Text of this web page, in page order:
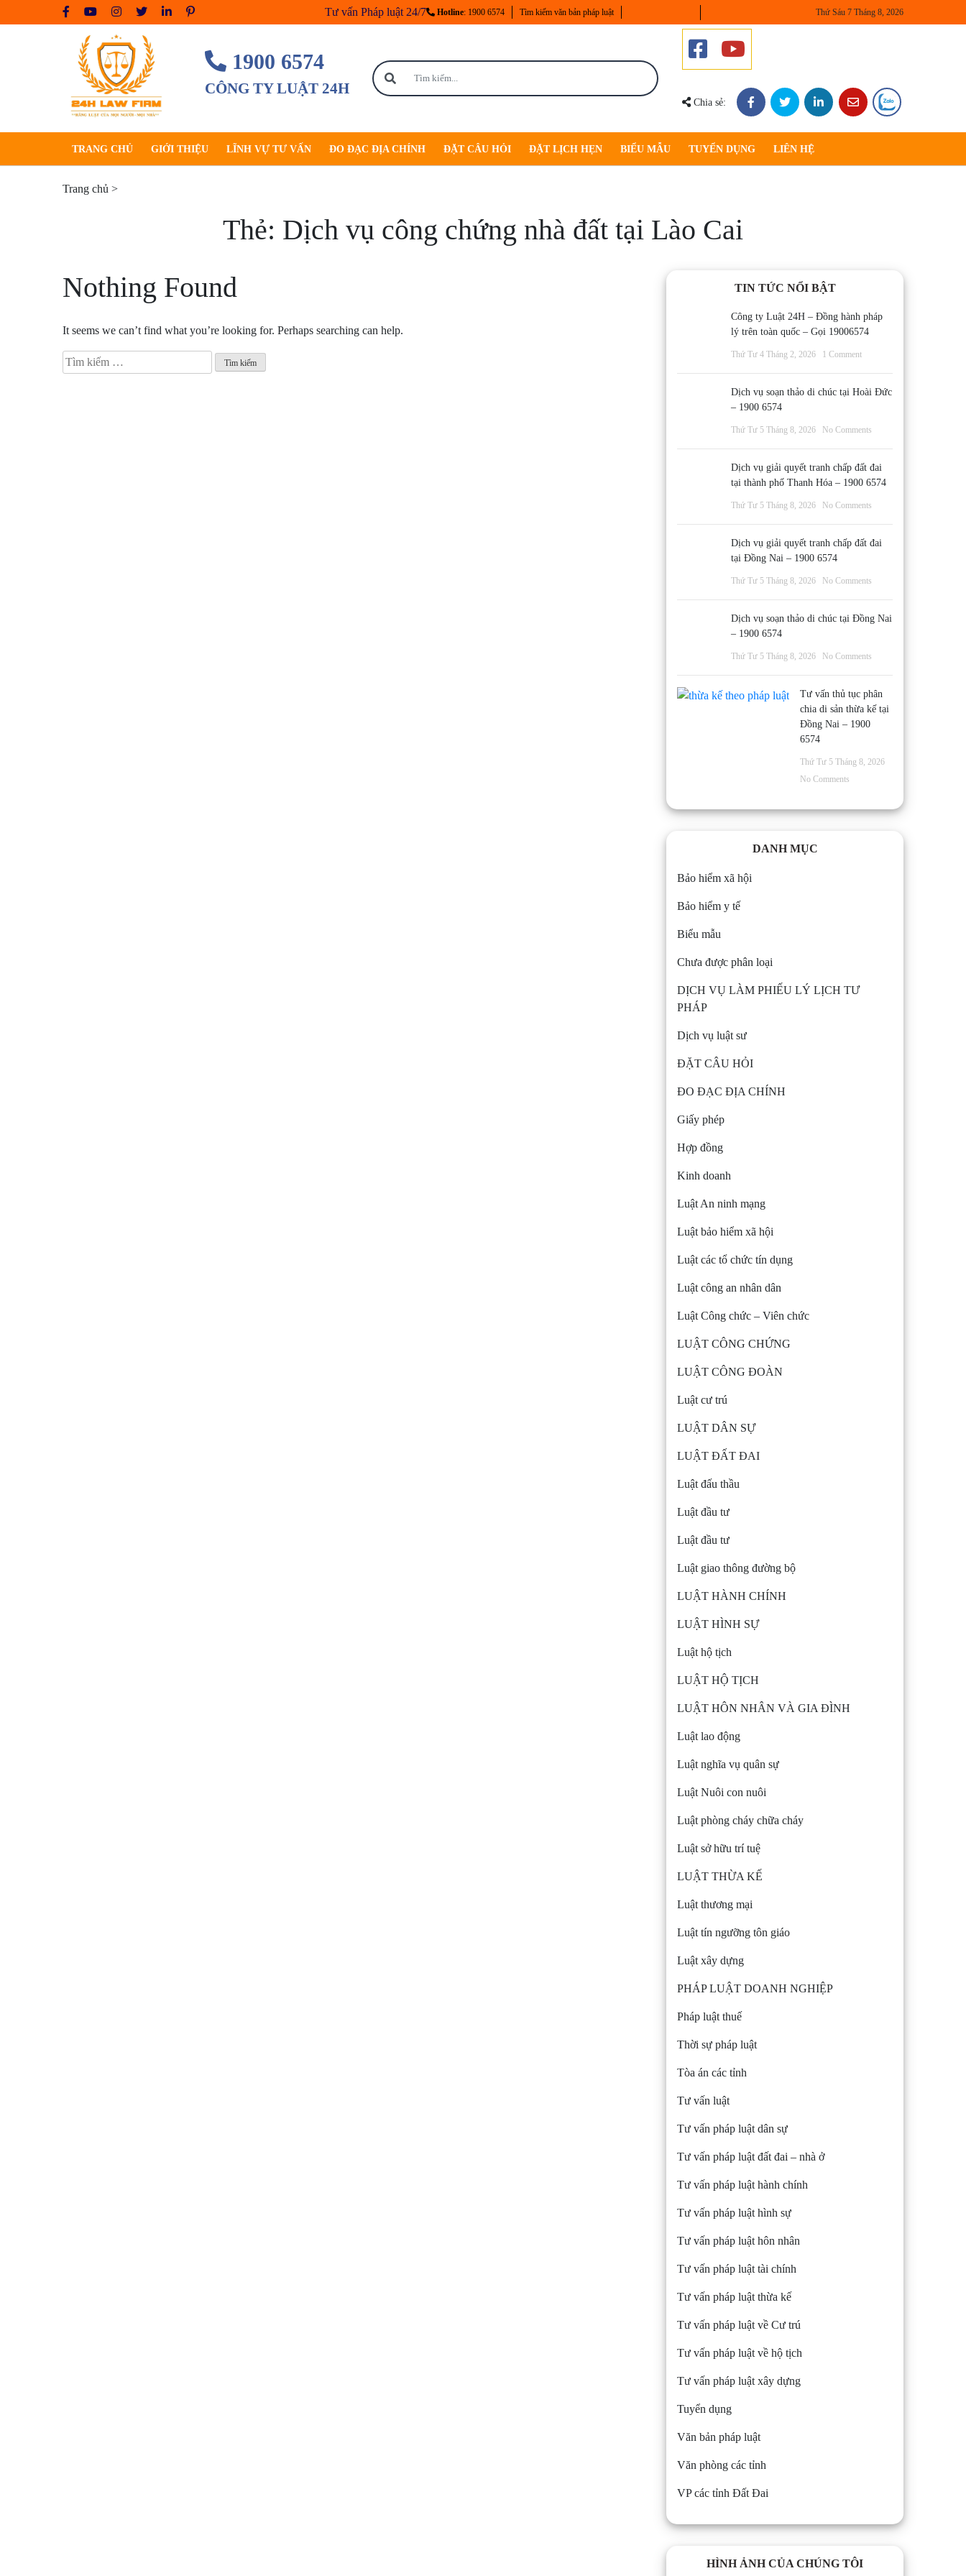
to
Tư vấn Pháp luật 24/7 Hotline: 1900 6574 Tìm kiếm văn bản pháp luật Thứ Sáu 7 Tháng 8, 2026
1900 6574
CÔNG TY LUẬT 24H
Chia sẻ:
TRANG CHỦ GIỚI THIỆU LĨNH VỰ TƯ VẤN ĐO ĐẠC ĐỊA CHÍNH ĐẶT CÂU HỎI ĐẶT LỊCH HẸN BIỂU MẪU TUYỂN DỤNG LIÊN HỆ
Trang chủ >
Thẻ: Dịch vụ công chứng nhà đất tại Lào Cai
Nothing Found
It seems we can’t find what you’re looking for. Perhaps searching can help.
Tìm
kiếm
TIN TỨC NỔI BẬT
Công ty Luật 24H – Đồng hành pháp
lý trên toàn quốc – Gọi 19006574
Thứ Tư 4 Tháng 2, 2026 1 Comment
Dịch vụ soạn thảo di chúc tại Hoài Đức
– 1900 6574
Thứ Tư 5 Tháng 8, 2026 No Comments
Dịch vụ giải quyết tranh chấp đất đai
tại thành phố Thanh Hóa – 1900 6574
Thứ Tư 5 Tháng 8, 2026 No Comments
Dịch vụ giải quyết tranh chấp đất đai
tại Đồng Nai – 1900 6574
Thứ Tư 5 Tháng 8, 2026 No Comments
Dịch vụ soạn thảo di chúc tại Đồng Nai
– 1900 6574
Thứ Tư 5 Tháng 8, 2026 No Comments
Tư vấn thủ tục phân
chia di sản thừa kế tại
Đồng Nai – 1900
6574
Thứ Tư 5 Tháng 8, 2026
No Comments
DANH MỤC
Bảo hiểm xã hội
Bảo hiểm y tế
Biểu mẫu
Chưa được phân loại
DỊCH VỤ LÀM PHIẾU LÝ LỊCH TƯ
PHÁP
Dịch vụ luật sư
ĐẶT CÂU HỎI
ĐO ĐẠC ĐỊA CHÍNH
Giấy phép
Hợp đồng
Kinh doanh
Luật An ninh mạng
Luật bảo hiểm xã hội
Luật các tổ chức tín dụng
Luật công an nhân dân
Luật Công chức – Viên chức
LUẬT CÔNG CHỨNG
LUẬT CÔNG ĐOÀN
Luật cư trú
LUẬT DÂN SỰ
LUẬT ĐẤT ĐAI
Luật đấu thầu
Luật đầu tư
Luật đầu tư
Luật giao thông đường bộ
LUẬT HÀNH CHÍNH
LUẬT HÌNH SỰ
Luật hộ tịch
LUẬT HỘ TỊCH
LUẬT HÔN NHÂN VÀ GIA ĐÌNH
Luật lao động
Luật nghĩa vụ quân sự
Luật Nuôi con nuôi
Luật phòng cháy chữa cháy
Luật sở hữu trí tuệ
LUẬT THỪA KẾ
Luật thương mại
Luật tín ngưỡng tôn giáo
Luật xây dựng
PHÁP LUẬT DOANH NGHIỆP
Pháp luật thuế
Thời sự pháp luật
Tòa án các tỉnh
Tư vấn luật
Tư vấn pháp luật dân sự
Tư vấn pháp luật đất đai – nhà ở
Tư vấn pháp luật hành chính
Tư vấn pháp luật hình sự
Tư vấn pháp luật hôn nhân
Tư vấn pháp luật tài chính
Tư vấn pháp luật thừa kế
Tư vấn pháp luật về Cư trú
Tư vấn pháp luật về hộ tịch
Tư vấn pháp luật xây dựng
Tuyển dụng
Văn bản pháp luật
Văn phòng các tỉnh
VP các tỉnh Đất Đai
HÌNH ẢNH CỦA CHÚNG TÔI